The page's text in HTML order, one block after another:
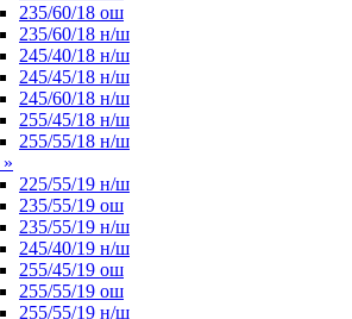
235/60/18 ош
235/60/18 н/ш
245/40/18 н/ш
245/45/18 н/ш
245/60/18 н/ш
255/45/18 н/ш
255/55/18 н/ш
»
225/55/19 н/ш
235/55/19 ош
235/55/19 н/ш
245/40/19 н/ш
255/45/19 ош
255/55/19 ош
255/55/19 н/ш